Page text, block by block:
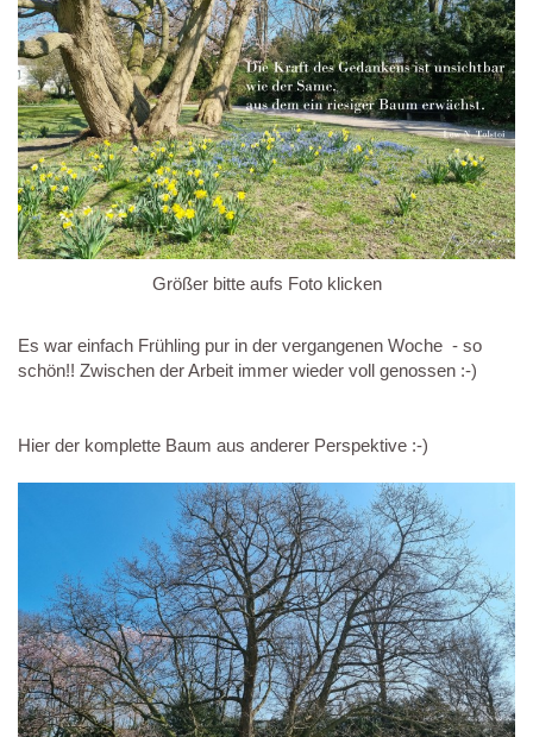
Größer bitte aufs Foto klicken
Es war einfach Frühling pur in der vergangenen Woche - so
schön!! Zwischen der Arbeit immer wieder voll genossen :-)
Hier der komplette Baum aus anderer Perspektive :-)